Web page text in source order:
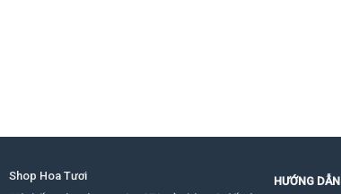
Shop Hoa Tươi
HƯỚNG DẪN